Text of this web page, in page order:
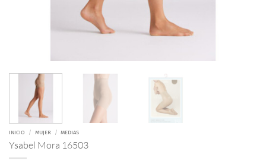
INICIO / MUJER / MEDIAS
Ysabel Mora 16503